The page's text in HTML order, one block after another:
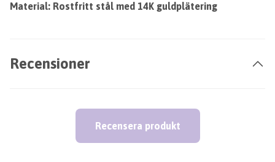
Material: Rostfritt stål med 14K guldplätering
Recensioner
Recensera produkt